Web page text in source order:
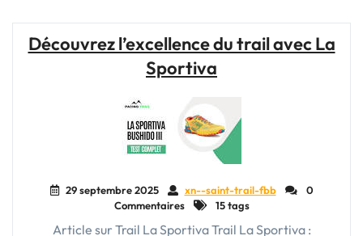
:
Alliez
style
sur
les
Découvrez l’excellence du trail avec La
Sportiva
29 septembre 2025 xn--saint-trail-fbb
0
Commentaires
15 tags
Article sur Trail La Sportiva Trail La Sportiva :